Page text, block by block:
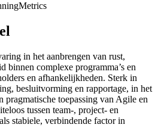
Metrics
in het aanbrengen van rust,
binnen complexe programma’s en
en afhankelijkheden. Sterk in
besluitvorming en rapportage, in het
pragmatische toepassing van Agile en
tussen team-, project- en
stabiele, verbindende factor in